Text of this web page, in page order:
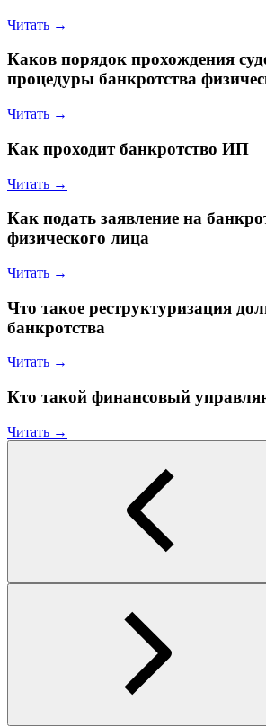
Читать →
Каков порядок прохождения
процедуры банкротства
Читать →
Как проходит банкротство ИП
Читать →
Как подать заявление на
физического лица
Читать →
Что такое реструктуризация
банкротства
Читать →
Кто такой финансовый
Читать →